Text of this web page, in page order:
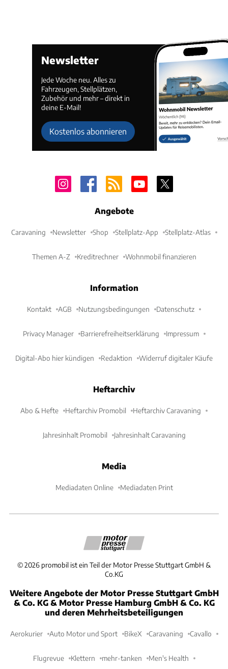
Newsletter
Jede Woche neu. Alles zu
Fahrzeugen, Stellplätzen,
Zubehör und mehr – direkt in
deine E-Mail!
Kostenlos abonnieren
Angebote
Caravaning Newsletter Shop Stellplatz-App Stellplatz-Atlas
Themen A-Z Kreditrechner Wohnmobil finanzieren
Information
Kontakt AGB Nutzungsbedingungen Datenschutz
Privacy Manager Barrierefreiheitserklärung Impressum
Digital-Abo hier kündigen Redaktion Widerruf digitaler Käufe
Heftarchiv
Abo & Hefte Heftarchiv Promobil Heftarchiv Caravaning
Jahresinhalt Promobil Jahresinhalt Caravaning
Media
Mediadaten Online Mediadaten Print
©2026 promobil ist ein Teil der Motor Presse Stuttgart GmbH &
Co.KG
Weitere Angebote der Motor Presse Stuttgart GmbH
& Co. KG & Motor Presse Hamburg GmbH & Co. KG
und deren Mehrheitsbeteiligungen
Aerokurier Auto Motor und Sport BikeX Caravaning Cavallo
Flugrevue Klettern mehr-tanken Men's Health